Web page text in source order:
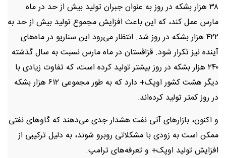
۳۸ هزار بشکه در روز به عنوان جبران تولید بیش از حد در ماه
مارس عمل کند، که این باعث افزایش مجموع تولید بیش از حد به
۴۲۲ هزار بشکه در روز شد. انتظار می‌رود این سناریو در ماه‌های
آینده نیز تکرار شود. قزاقستان در ماه مارس نسبت به سال گذشته
۲۴۰ هزار بشکه در روز بیشتر تولید کرده است، که تفاوت زیادی با
دیگر هشت کشور اوپک+ دارد که به طور مجموعی ۶۱۲ هزار بشکه
در روز کمتر تولید کرده‌اند.
و اکنون، بازارهای آتی نفت هشدار جدی می‌دهند که گاوهای نفتی
ممکن است به زودی با مشکلاتی روبرو شوند، به دلیل ترکیبی از
افزایش تولید اوپک+ و تعرفه‌های ترامپ.